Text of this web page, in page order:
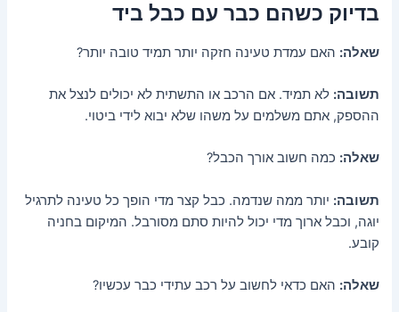
בדיוק כשהם כבר עם כבל ביד
שאלה: האם עמדת טעינה חזקה יותר תמיד טובה יותר?
תשובה: לא תמיד. אם הרכב או התשתית לא יכולים לנצל את
ההספק, אתם משלמים על משהו שלא יבוא לידי ביטוי.
שאלה: כמה חשוב אורך הכבל?
תשובה: יותר ממה שנדמה. כבל קצר מדי הופך כל טעינה לתרגיל
יוגה, וכבל ארוך מדי יכול להיות סתם מסורבל. המיקום בחניה
קובע.
שאלה: האם כדאי לחשוב על רכב עתידי כבר עכשיו?